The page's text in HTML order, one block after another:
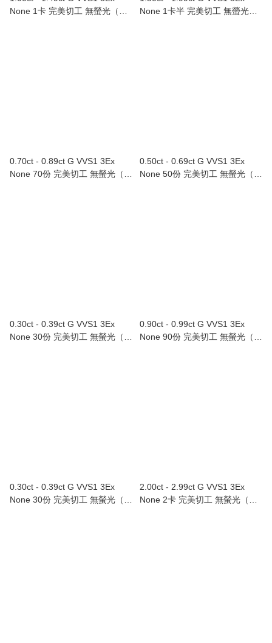
None 1卡 完美切工 無螢光（附
None 1卡半 完美切工 無螢光
0.70ct - 0.89ct G VVS1 3Ex
None 70份 完美切工 無螢光（附
0.50ct - 0.69ct G VVS1 3Ex
None 50份 完美切工 無螢光（附
0.30ct - 0.39ct G VVS1 3Ex
None 30份 完美切工 無螢光（附
0.90ct - 0.99ct G VVS1 3Ex
None 90份 完美切工 無螢光（附
0.30ct - 0.39ct G VVS1 3Ex
None 30份 完美切工 無螢光（附
2.00ct - 2.99ct G VVS1 3Ex
None 2卡 完美切工 無螢光（附